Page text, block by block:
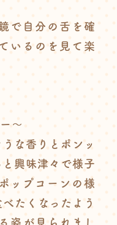
で自分の舌を確
いるのを見て楽
～
な香りとポンッ
興味津々で様子
ップコーンの様
たくなったよう
姿が見られまし